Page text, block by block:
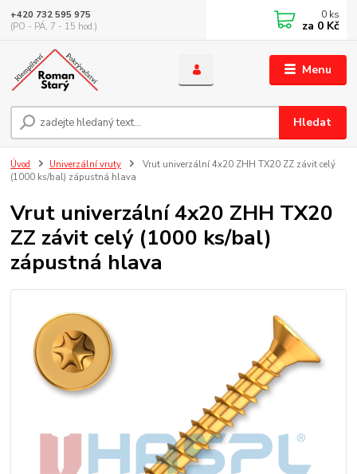
Menu
Hledat
+420 732 595 975
(PO - PÁ, 7 - 15 hod.)
0 ks
za 0 Kč
Úvod Univerzální vruty
Vrut univerzální 4x20 ZHH TX20 ZZ závit celý
(1000 ks/bal) zápustná hlava
Vrut univerzální 4x20 ZHH TX20
ZZ závit celý (1000 ks/bal)
zápustná hlava